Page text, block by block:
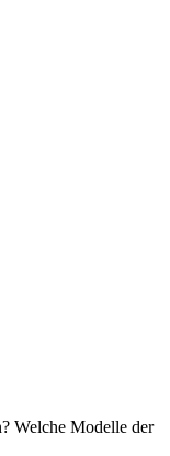
Welche Modelle der